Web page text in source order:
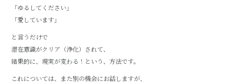
「ゆるしてください」
「愛しています」
と言うだけで
潜在意識がクリア（浄化）されて、
結果的に、現実が変わる！という、方法です。
これについては、また別の機会にお話しますが、